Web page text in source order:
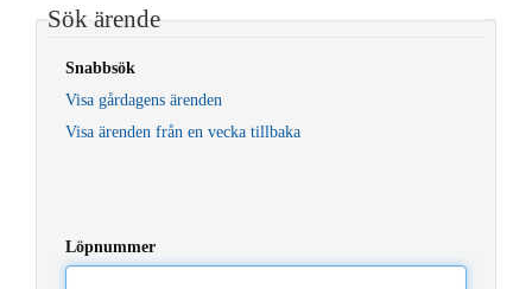
Sök ärende
Snabbsök
Visa gårdagens ärenden
Visa ärenden från en vecka tillbaka
Löpnummer